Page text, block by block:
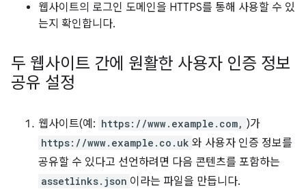
웹사이트의 로그인 도메인을 HTTPS를 통해 사용할 수 있
는지 확인합니다.
두 웹사이트 간에 원활한 사용자 인증 정보
공유 설정
웹사이트(예: https://www.example.com, )가
https://www.example.co.uk 와 사용자 인증 정보를
공유할 수 있다고 선언하려면 다음 콘텐츠를 포함하는
assetlinks.json 이라는 파일을 만듭니다.